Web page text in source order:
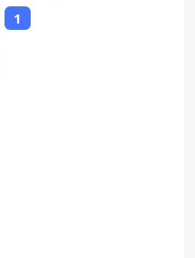
1